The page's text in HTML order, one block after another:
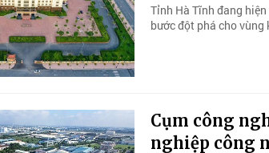
Tỉnh Hà Tĩnh đang
bước đột phá cho
Cụm công
nghiệp công